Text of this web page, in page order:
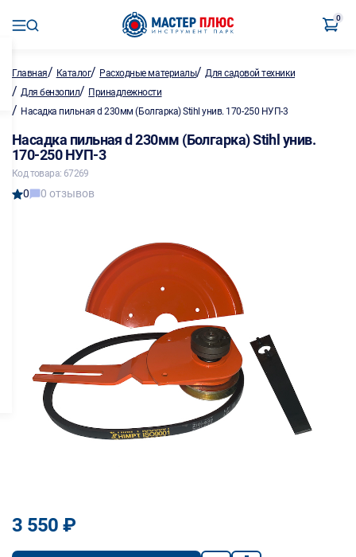
0
Главная/ Каталог/ Расходные материалы/Для садовой техники
/ Для бензопил/ Принадлежности
/ Насадка пильная d 230мм (Болгарка) Stihl унив. 170-250 НУП-3
Насадка пильная d 230мм (Болгарка) Stihl унив.
170-250 НУП-3
Код товара: 67269
0 0 отзывов
3 550 ₽